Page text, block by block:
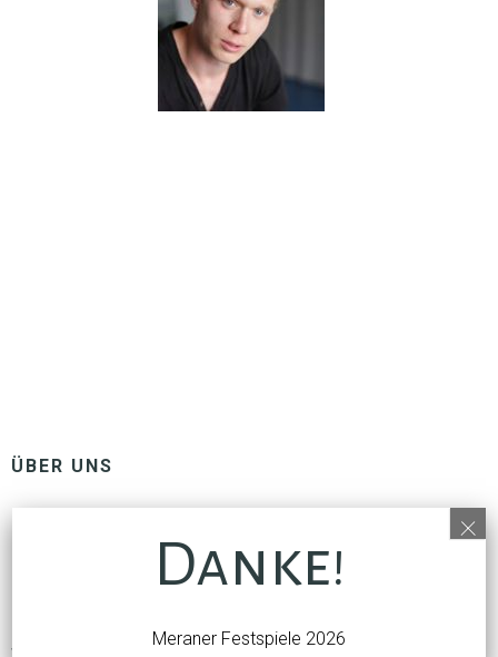
ÜBER UNS
Danke!
Meraner Festspiele 2026
×